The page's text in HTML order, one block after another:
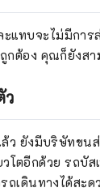
ทบจะไม่มีการ
ต้อง คุณก็ยังสา
ว
ว ยังมีบริษัทขน
วโตอีกด้วย รถ
ถเดินทางได้สะ